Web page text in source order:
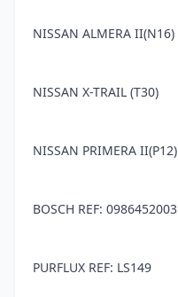
NISSAN ALMERA II(N16)
NISSAN X-TRAIL (T30)
NISSAN PRIMERA II(P12)
BOSCH REF: 0986452003
PURFLUX REF: LS149